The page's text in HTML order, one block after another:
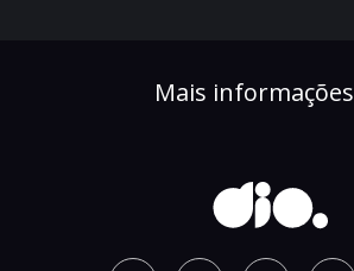
Mais informações